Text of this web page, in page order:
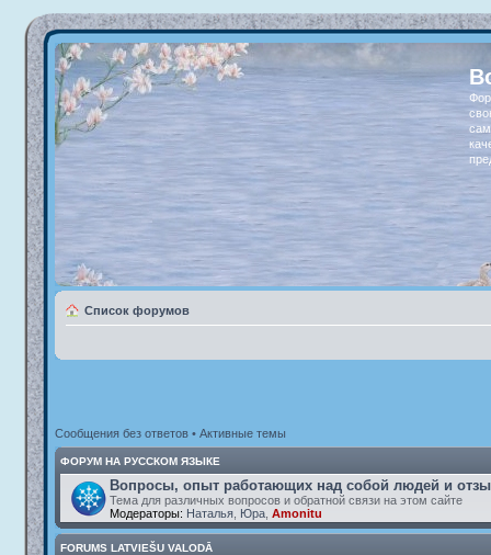
Список форумов
Сообщения без ответов• Активные темы
ФОРУМ НА РУССКОМ ЯЗЫКЕ
Вопросы, опыт работающих над собой людей и
Тема для различных вопросов и обратной связи на этом сайте
Модераторы: Наталья, Юра, Amonitu
FORUMS LATVIEŠU VALODĀ